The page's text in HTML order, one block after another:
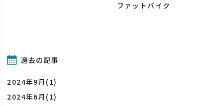
ファットバイク
過去の記事
2024年9月(1)
2024年6月(1)